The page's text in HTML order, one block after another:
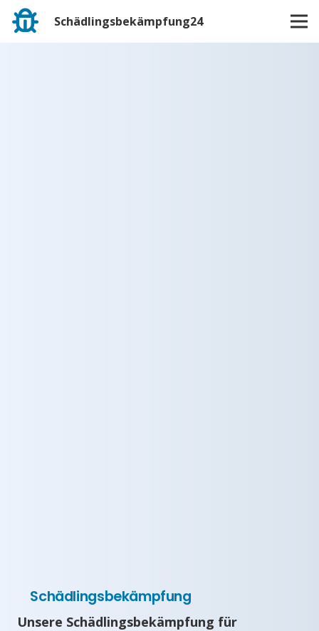
Schädlingsbekämpfung24
Schädlingsbekämpfung
Unsere Schädlingsbekämpfung für